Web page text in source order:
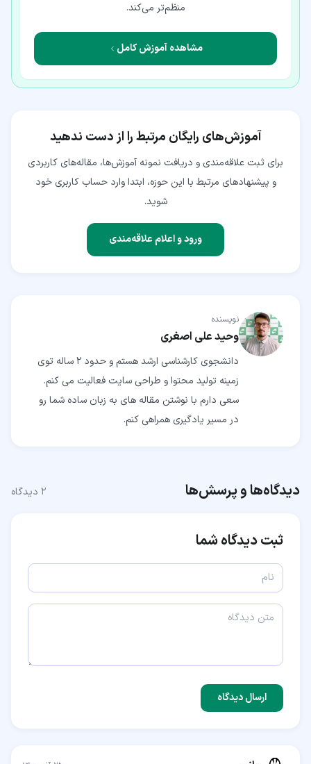
منظم‌تر می‌کند.
مشاهده آموزش کامل
آموزش‌های رایگان مرتبط را از دست ندهید
برای ثبت علاقه‌مندی و دریافت نمونه آموزش‌ها، مقاله‌های کاربردی
و پیشنهادهای مرتبط با این حوزه، ابتدا وارد حساب کاربری خود
شوید.
ورود و اعلام علاقه‌مندی
نویسنده
وحید علی اصغری
دانشجوی کارشناسی ارشد هستم و حدود 2 ساله توی
زمینه تولید محتوا و طراحی سایت فعالیت می کنم.
سعی دارم با نوشتن مقاله های به زبان ساده شما رو
در مسیر یادگیری همراهی کنم.
دیدگاه‌ها و پرسش‌ها ۲ دیدگاه
ثبت دیدگاه شما
ارسال دیدگاه